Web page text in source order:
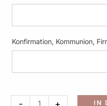
Konfirmation, Kommunion,
- + IN